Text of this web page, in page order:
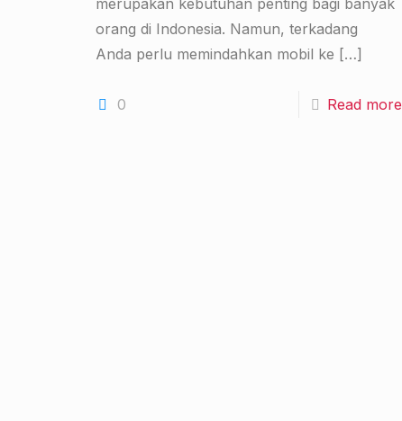
merupakan kebutuhan penting bagi banyak
orang di Indonesia. Namun, terkadang
Anda perlu memindahkan mobil ke […]
0 Read more